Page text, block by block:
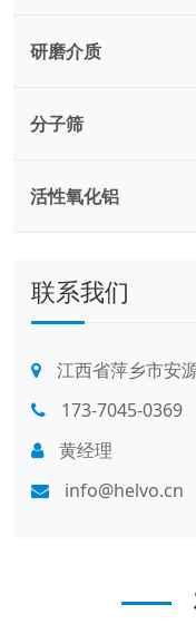
研磨介质
分子筛
活性氧化铝
联系我们
江西省萍乡市安
173-7045-0369
黄经理
info@helvo.cn